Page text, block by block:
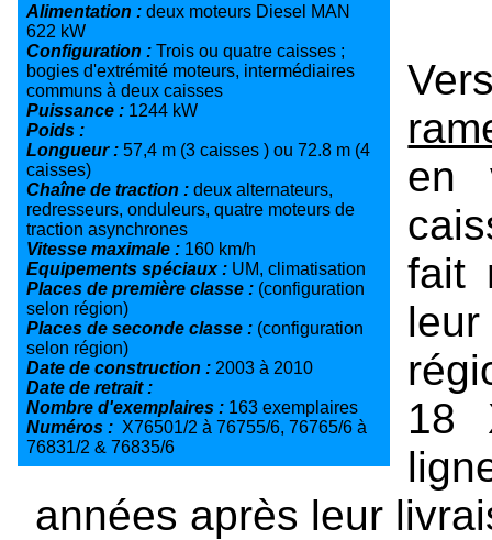
Alimentation : deux moteurs Diesel MAN
622 kW
Configuration : Trois ou quatre caisses ;
bogies d'extrémité moteurs, intermédiaires
communs à deux caisses
Puissance : 1244 kW
Poids :
Longueur : 57,4 m (3 caisses ) ou 72.8 m (4
caisses)
Chaîne de traction : deux alternateurs,
redresseurs, onduleurs, quatre moteurs de
traction asynchrones
Vitesse maximale : 160 km/h
Equipements spéciaux : UM, climatisation
Places de première classe : (configuration
selon région)
Places de seconde classe : (configuration
selon région)
Date de construction : 2003 à 2010
Date de retrait :
Nombre d'exemplaires : 163 exemplaires
Numéros : X76501/2 à 76755/6, 76765/6 à
76831/2 & 76835/6
en
fait
18
années après leur